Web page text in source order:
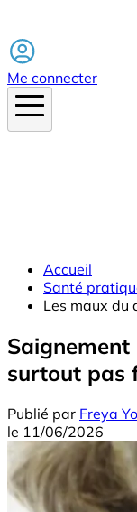
Me connecter
Accueil
Santé
Les maux du
Saignement
surtout pas
Publié par Freya
le 11/06/2026